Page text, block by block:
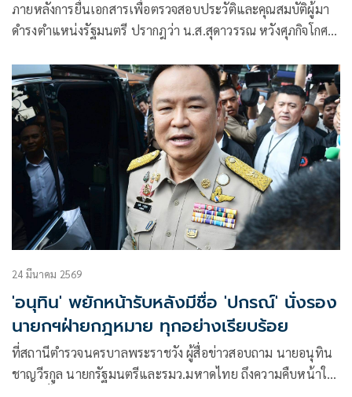
ภายหลังการยื่นเอกสารเพื่อตรวจสอบประวัติและคุณสมบัติผู้มา
ดำรงตำแหน่งรัฐมนตรี ปรากฎว่า น.ส.สุดาวรรณ หวังศุภกิจโกศล
24 มีนาคม 2569
'อนุทิน' พยักหน้ารับหลังมีชื่อ 'ปกรณ์' นั่งรอง
นายกฯฝ่ายกฎหมาย ทุกอย่างเรียบร้อย
ที่สถานีตำรวจนครบาลพระราชวัง ผู้สื่อข่าวสอบถาม นายอนุทิน
ชาญวีรกูล นายกรัฐมนตรีและรมว.มหาดไทย ถึงความคืบหน้าใน